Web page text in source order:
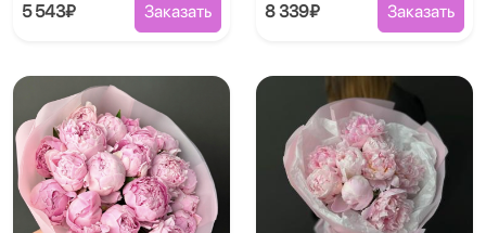
5 543₽ Заказать 8 339₽ Заказать